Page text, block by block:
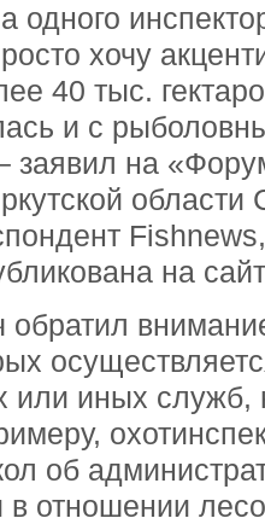
одного
хочу
40 тыс.
и с
заявил на
на
или иных
об
отношении